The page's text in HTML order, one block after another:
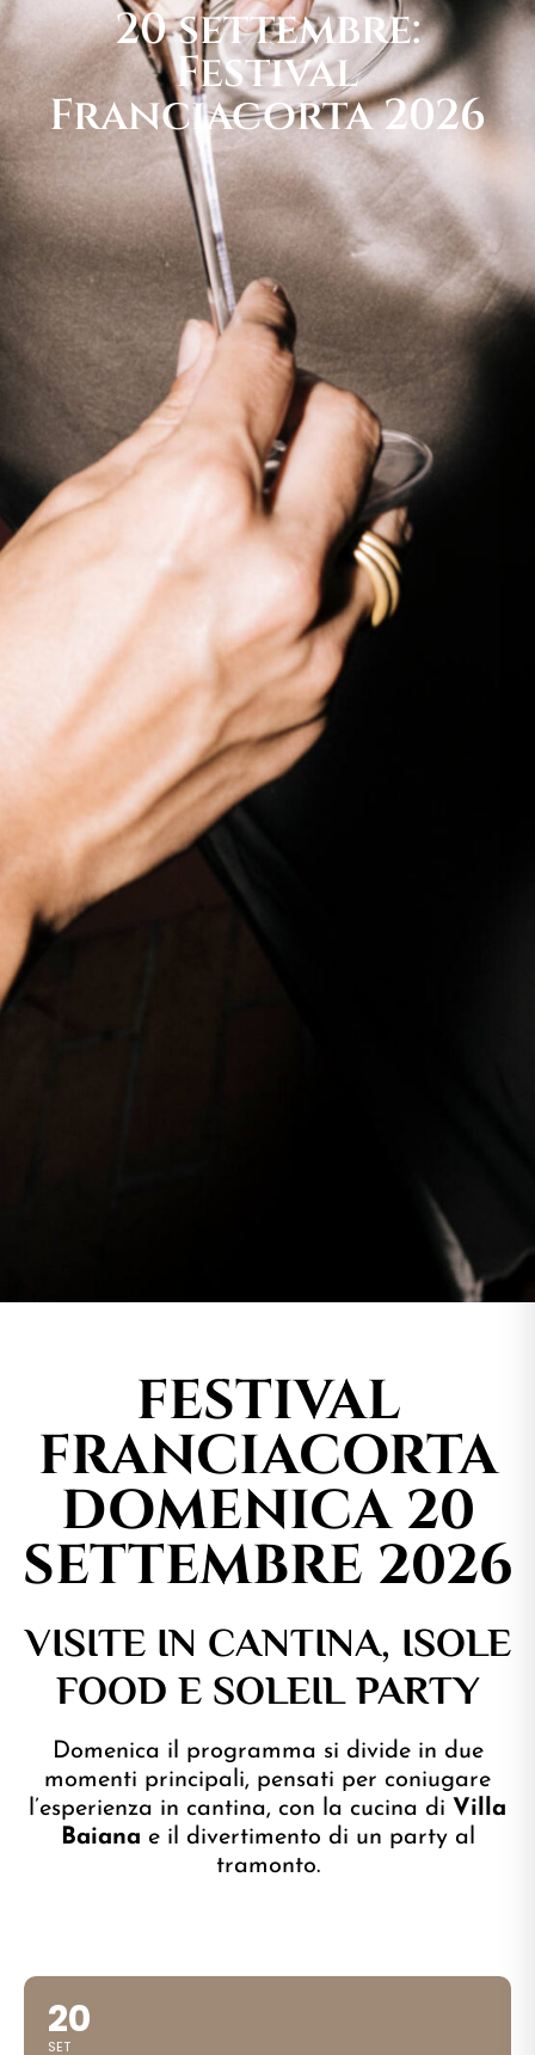
20 settembre:
Festival
Franciacorta 2026
FESTIVAL
FRANCIACORTA
DOMENICA 20
SETTEMBRE 2026
VISITE IN CANTINA, ISOLE
FOOD E SOLEIL PARTY
Domenica il programma si divide in due
momenti principali, pensati per coniugare
l’esperienza in cantina, con la cucina di Villa
Baiana e il divertimento di un party al
tramonto.
20
SET